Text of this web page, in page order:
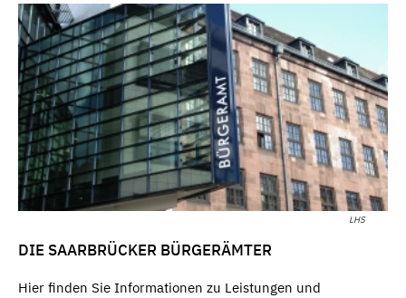
LHS
DIE SAARBRÜCKER BÜRGERÄMTER
Hier finden Sie Informationen zu Leistungen und